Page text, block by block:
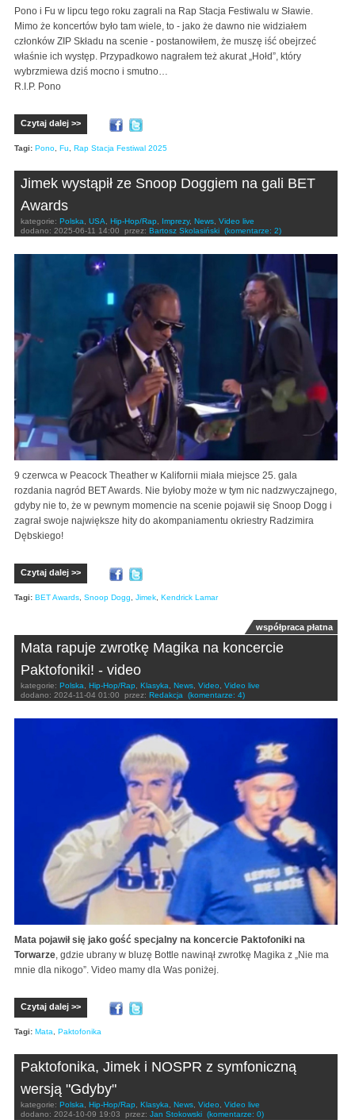
Pono i Fu w lipcu tego roku zagrali na Rap Stacja Festiwalu w Sławie.
Mimo że koncertów było tam wiele, to - jako że dawno nie widziałem
członków ZIP Składu na scenie - postanowiłem, że muszę iść obejrzeć
właśnie ich występ. Przypadkowo nagrałem też akurat „Hołd”, który
wybrzmiewa dziś mocno i smutno…
R.I.P. Pono
Czytaj dalej >>
Tagi: Pono Fu Rap Stacja Festiwal 2025
Jimek wystąpił ze Snoop Doggiem na gali BET
Awards
kategorie: Polska USA Hip-Hop/Rap Imprezy, News Video live
dodano: 2025-06-11 14:00 przez: Bartosz Skolasiński (komentarze: 2)
9 czerwca w Peacock Theather w Kalifornii miała miejsce 25. gala
rozdania nagród BET Awards. Nie byłoby może w tym nic nadzwyczajnego,
gdyby nie to, że w pewnym momencie na scenie pojawił się Snoop Dogg i
zagrał swoje największe hity do akompaniamentu okriestry Radzimira
Dębskiego!
Czytaj dalej >>
Tagi: BET Awards Snoop Dogg Jimek Kendrick Lamar
współpraca płatna
Mata rapuje zwrotkę Magika na koncercie
Paktofoniki! - video
kategorie: Polska Hip-Hop/Rap Klasyka News Video
Video live
dodano: 2024-11-04 01:00 przez: Redakcja (komentarze: 4)
Mata pojawił się jako gość specjalny na koncercie Paktofoniki na
Torwarze , gdzie ubrany w bluzę Bottle nawinął zwrotkę Magika z „Nie ma
mnie dla nikogo”. Video mamy dla Was poniżej.
Czytaj dalej >>
Tagi: Mata Paktofonika
Paktofonika, Jimek i NOSPR z symfoniczną
wersją "Gdyby"
kategorie: Polska Hip-Hop/Rap Klasyka News Video
Video live
dodano: 2024-10-09 19:03 przez: Jan Stokowski (komentarze: 0)